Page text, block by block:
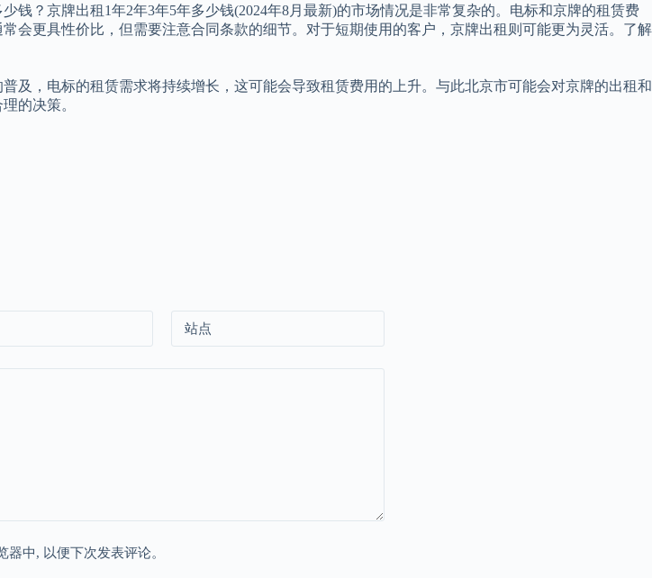
？京牌出租1年2年3年5年多少钱(2024年8月最新)的市场情况是非常复杂的。电标和京牌的租赁费
会更具性价比，但需要注意合同条款的细节。对于短期使用的客户，京牌出租则可能更为灵活。了解
及，电标的租赁需求将持续增长，这可能会导致租赁费用的上升。与此北京市可能会对京牌的出租和
的决策。
站点
中, 以便下次发表评论。